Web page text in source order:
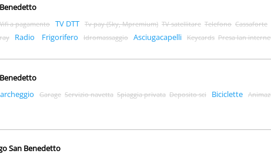
a pagamento TV DTT Tv pay (Sky, Mpremium) TV satellitare Telefono Cassaforte
Radio Frigorifero Idromassaggio Asciugacapelli Keycards Presa lan
Garage Servizio navetta Spiaggia privata Deposito sci Biciclette
San Benedetto